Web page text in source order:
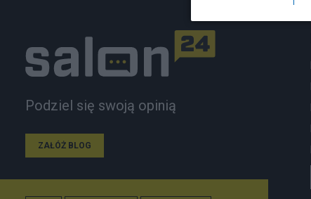
Podziel się swoją opinią
ZAŁÓŻ BLOG